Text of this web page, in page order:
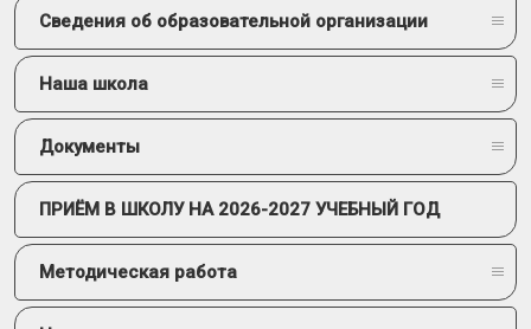
Сведения об образовательной организации
Наша школа
Документы
ПРИЁМ В ШКОЛУ НА 2026-2027 УЧЕБНЫЙ ГОД
Методическая работа